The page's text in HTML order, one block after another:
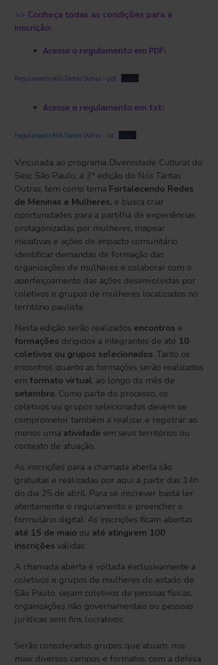
>> Conheça todas as condições para a
inscrição:
Acesse o regulamento em PDF:
Regulamento Nós Tantas Outras – pdf Baixar
Acesse o regulamento em txt:
Regulamento Nós Tantas Outras – txt Baixar
Vinculada ao programa Diversidade Cultural do
Sesc São Paulo, a 3ª edição do Nós Tantas
Outras, tem como tema Fortalecendo Redes
de Meninas e Mulheres, e busca criar
oportunidades para a partilha de experiências
protagonizadas por mulheres, mapear
iniciativas e ações de impacto comunitário,
identificar demandas de formação das
organizações de mulheres e colaborar com o
aperfeiçoamento das ações desenvolvidas por
coletivos e grupos de mulheres localizados no
território paulista.
Nesta edição serão realizados encontros e
formações dirigidos a integrantes de até 10
coletivos ou grupos selecionados. Tanto os
encontros quanto as formações serão realizados
em formato virtual, ao longo do mês de
setembro. Como parte do processo, os
coletivos ou grupos selecionados devem se
comprometer também a realizar e registrar ao
menos uma atividade em seus territórios ou
contexto de atuação.
As inscrições para a chamada aberta são
gratuitas e realizadas por aqui a partir das 14h
do dia 25 de abril. Para se inscrever basta ler
atentamente o regulamento e preencher o
formulário digital. As inscrições ficam abertas
até 15 de maio ou até atingirem 100
inscrições válidas.
A chamada aberta é voltada exclusivamente a
coletivos e grupos de mulheres do estado de
São Paulo, sejam coletivos de pessoas físicas,
organizações não governamentais ou pessoas
jurídicas sem fins lucrativos.
Serão considerados grupos que atuam, nos
mais diversos campos e formatos, com a defesa